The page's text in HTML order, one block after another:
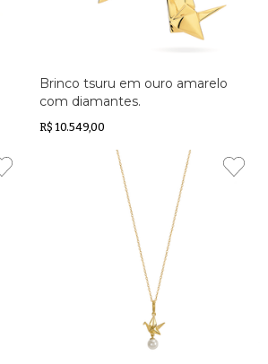
Brinco tsuru em ouro amarelo
com diamantes.
R$ 10.549,00